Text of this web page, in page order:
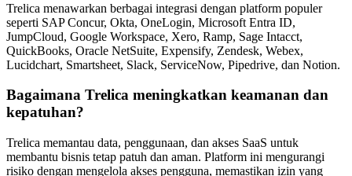
Trelica menawarkan berbagai integrasi dengan platform populer
seperti SAP Concur, Okta, OneLogin, Microsoft Entra ID,
JumpCloud, Google Workspace, Xero, Ramp, Sage Intacct,
QuickBooks, Oracle NetSuite, Expensify, Zendesk, Webex,
Lucidchart, Smartsheet, Slack, ServiceNow, Pipedrive, dan Notion.
Bagaimana Trelica meningkatkan keamanan dan
kepatuhan?
Trelica memantau data, penggunaan, dan akses SaaS untuk
membantu bisnis tetap patuh dan aman. Platform ini mengurangi
risiko dengan mengelola akses pengguna, memastikan izin yang